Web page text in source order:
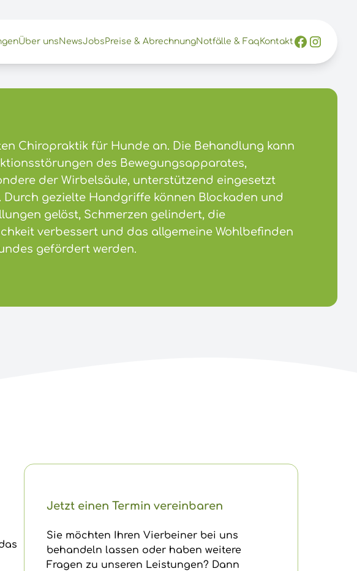
Über uns NewsJobs Preise & AbrechnungNotfälle & Faq Kontakt
Chiropraktik für Hunde an. Die Behandlung kann
des Bewegungsapparates,
der Wirbelsäule, unterstützend eingesetzt
Durch gezielte Handgriffe können Blockaden und
gelöst, Schmerzen gelindert, die
verbessert und das allgemeine Wohlbefinden
gefördert werden.
Jetzt einen Termin vereinbaren
Sie möchten Ihren Vierbeiner bei uns
behandeln lassen oder haben weitere
Fragen zu unseren Leistungen? Dann